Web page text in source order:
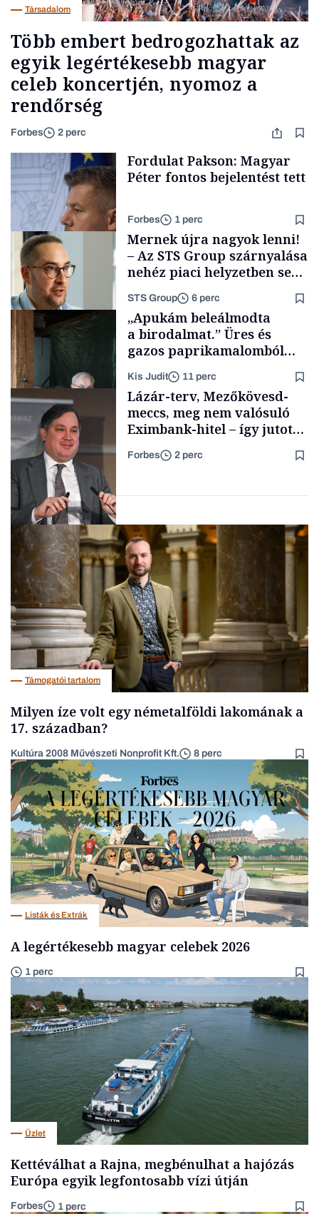
Társadalom
Több embert bedrogozhattak az
egyik legértékesebb magyar
celeb koncertjén, nyomoz a
rendőrség
Forbes 2 perc
Energia
Fordulat Pakson: Magyar
Péter fontos bejelentést tett
Forbes 1 perc
Támogatói tartalom
Mernek újra nagyok lenni!
– Az STS Group szárnyalása
nehéz piaci helyzetben sem
STS Group 6 perc
Családi
vállalkozások
„Apukám beleálmodta
a birodalmat.” Üres és
gazos paprikamalomból
fűszersztori
Kis Judit 11 perc
Magyar cégek
Lázár-terv, Mezőkövesd-
meccs, meg nem valósuló
Eximbank-hitel – így jutott
téglagyár
Forbes 2 perc
Támogatói tartalom
Milyen íze volt egy németalföldi lakomának a
17. században?
Kultúra 2008 Művészeti Nonprofit Kft. 8 perc
Listák és Extrák
A legértékesebb magyar celebek 2026
1 perc
Üzlet
Kettéválhat a Rajna, megbénulhat a hajózás
Európa egyik legfontosabb vízi útján
Forbes 1 perc